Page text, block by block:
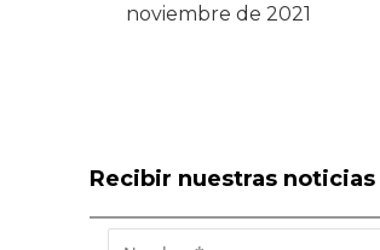
noviembre de 2021
Recibir nuestras noticias